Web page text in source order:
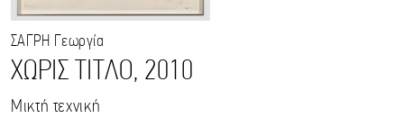
ΣΑΓΡΗ Γεωργία
ΧΩΡΙΣ ΤΙΤΛΟ, 2010
Μικτή τεχνική